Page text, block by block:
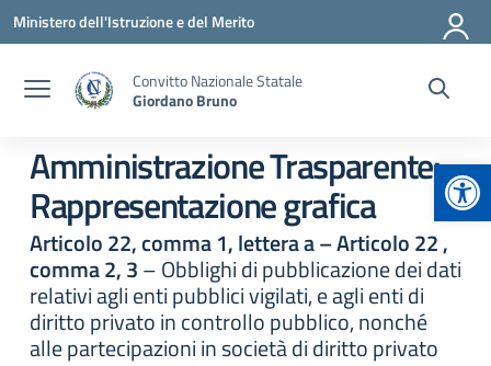
Vai ai contenuti
Vai al menu di navigazione
Vai al footer
Ministero dell'Istruzione e del Merito
Convitto Nazionale Statale
Giordano Bruno
Amministrazione Trasparente:
Rappresentazione grafica
Articolo 22, comma 1, lettera a – Articolo 22 ,
comma 2, 3– Obblighi di pubblicazione dei dati
relativi agli enti pubblici vigilati, e agli enti di
diritto privato in controllo pubblico, nonché
alle partecipazioni in società di diritto privato